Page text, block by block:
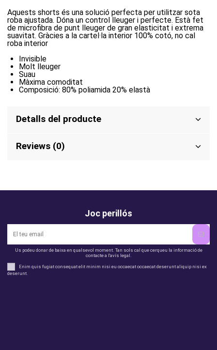
Aquests shorts és una solució perfecta per utilitzar sota
roba ajustada. Dóna un control lleuger i perfecte. Està fet
de microfibra de punt lleuger de gran elasticitat i extrema
suavitat. Gràcies a la cartel·la interior 100% cotó, no cal
roba interior
Invisible
Molt lleuger
Suau
Màxima comoditat
Composició: 80% poliamida 20% elastà
Detalls del producte
Reviews (0)
Joc perillós
Us podeu donar de baixa en qualsevol moment. Tan sols cal que cerqueu la informació de
contacte a l'avís legal.
Enim quis fugiat consequat elit minim nisi eu occaecat occaecat deserunt aliquip nisi ex
deserunt.